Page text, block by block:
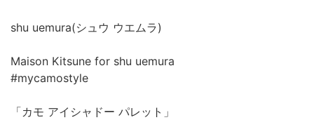
shu uemura(シュウ ウエムラ)
Maison Kitsune for shu uemura
#mycamostyle
「カモ アイシャドー パレット」